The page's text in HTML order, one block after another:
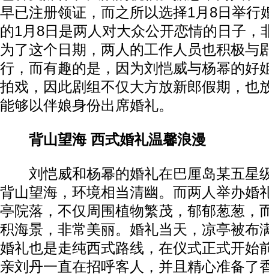
早已注册领证，而之所以选择1月8日举行
的1月8日是两人对大众公开恋情的日子，
为了这个日期，两人的工作人员也积极与
行，而有趣的是，因为刘恺威与杨幂的好
拍戏，因此剧组不仅大方放新郎假期，也
能够以伴娘身份出席婚礼。
背山望海 西式婚礼温馨浪漫
刘恺威和杨幂的婚礼在巴厘岛某五星
背山望海，环境相当清幽。而两人举办婚
亭院落，不仅周围植物繁茂，郁郁葱葱，
积海景，非常美丽。婚礼当天，凉亭被布
婚礼也是走纯西式路线，在仪式正式开始
亲刘丹一直在招呼客人，并且精心准备了